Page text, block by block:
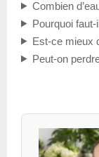
Combien
Pourquoi
Est-ce mieux
Peut-on